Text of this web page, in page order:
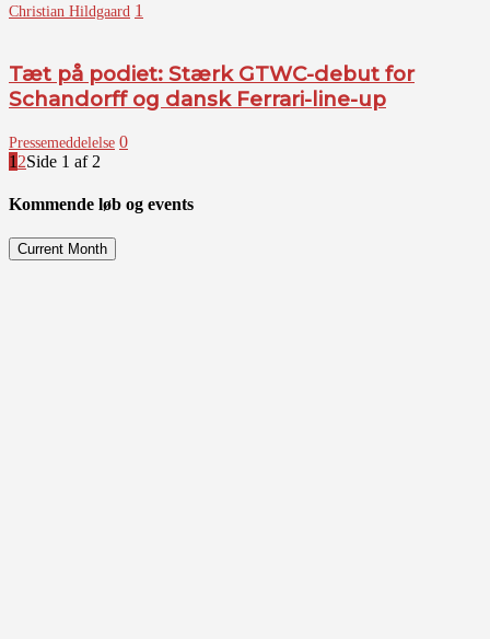
Christian Hildgaard 1
Tæt på podiet: Stærk GTWC-debut for
Schandorff og dansk Ferrari-line-up
Pressemeddelelse 0
1 2Side 1 af 2
Kommende løb og events
Current Month